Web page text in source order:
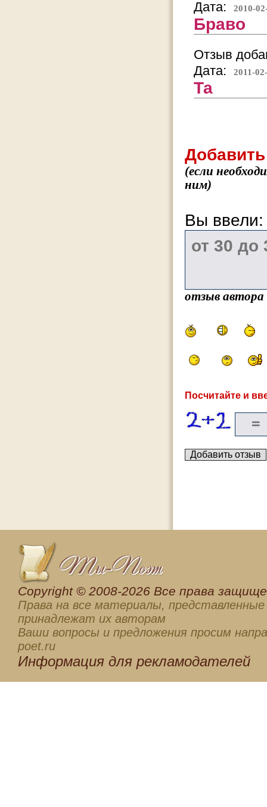
Дата:
2010-
Браво
Отзыв
Дата:
2011-
Та
(если
ним)
Вы
отзыв
Посчитайте и
Сopyright © 2008-2026 Все права
Права на все материалы, представленные
принадлежат их авторам
Ваши вопросы и предложения просим
poet.ru
Информация для рекламодателей